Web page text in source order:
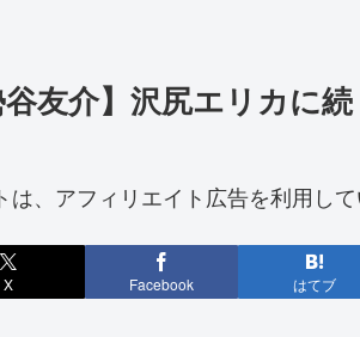
谷友介】沢尻エリカに
は、アフィリエイト広告を利用し
X Facebook はてブ